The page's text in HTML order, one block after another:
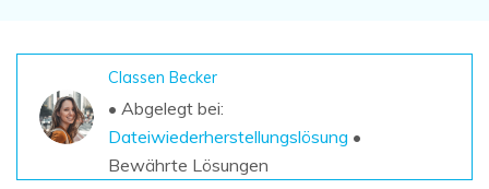
Classen Becker
• Abgelegt bei:
Dateiwiederherstellungslösung •
Bewährte Lösungen